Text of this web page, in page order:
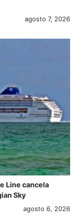
agosto 7, 2026
Line cancela
Sky
agosto 6, 2026